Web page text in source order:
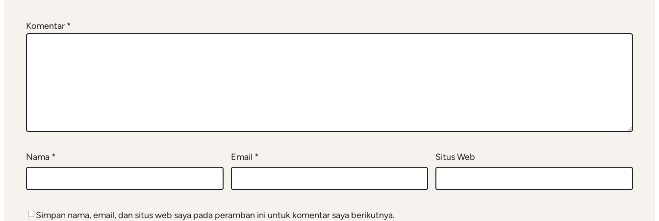
Komentar *
Nama * Email * Situs Web
Simpan nama, email, dan situs web saya pada peramban ini untuk komentar saya berikutnya.